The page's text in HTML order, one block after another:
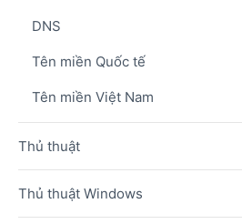
DNS
Tên miền Quốc tế
Tên miền Việt Nam
Thủ thuật
Thủ thuật Windows